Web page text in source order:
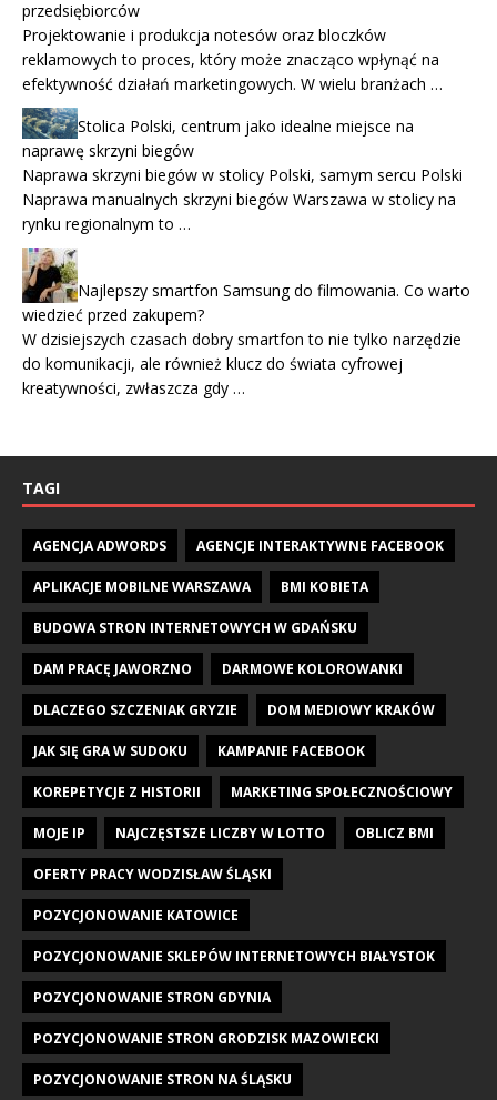
przedsiębiorców
Projektowanie i produkcja notesów oraz bloczków
reklamowych to proces, który może znacząco wpłynąć na
efektywność działań marketingowych. W wielu branżach …
Stolica Polski, centrum jako idealne miejsce na
naprawę skrzyni biegów
Naprawa skrzyni biegów w stolicy Polski, samym sercu Polski
Naprawa manualnych skrzyni biegów Warszawa w stolicy na
rynku regionalnym to …
Najlepszy smartfon Samsung do filmowania. Co warto
wiedzieć przed zakupem?
W dzisiejszych czasach dobry smartfon to nie tylko narzędzie
do komunikacji, ale również klucz do świata cyfrowej
kreatywności, zwłaszcza gdy …
TAGI
AGENCJA ADWORDS AGENCJE INTERAKTYWNE FACEBOOK
APLIKACJE MOBILNE WARSZAWA BMI KOBIETA
BUDOWA STRON INTERNETOWYCH W GDAŃSKU
DAM PRACĘ JAWORZNO DARMOWE KOLOROWANKI
DLACZEGO SZCZENIAK GRYZIE DOM MEDIOWY KRAKÓW
JAK SIĘ GRA W SUDOKU KAMPANIE FACEBOOK
KOREPETYCJE Z HISTORII MARKETING SPOŁECZNOŚCIOWY
MOJE IP NAJCZĘSTSZE LICZBY W LOTTO OBLICZ BMI
OFERTY PRACY WODZISŁAW ŚLĄSKI
POZYCJONOWANIE KATOWICE
POZYCJONOWANIE SKLEPÓW INTERNETOWYCH BIAŁYSTOK
POZYCJONOWANIE STRON GDYNIA
POZYCJONOWANIE STRON GRODZISK MAZOWIECKI
POZYCJONOWANIE STRON NA ŚLĄSKU